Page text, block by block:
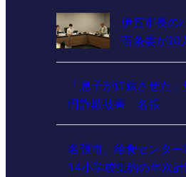
伊賀市長の
百条委が10
「息子が妊娠させた
円詐欺被害 名張
名張市、給食センタ
14小学校集約の年次計